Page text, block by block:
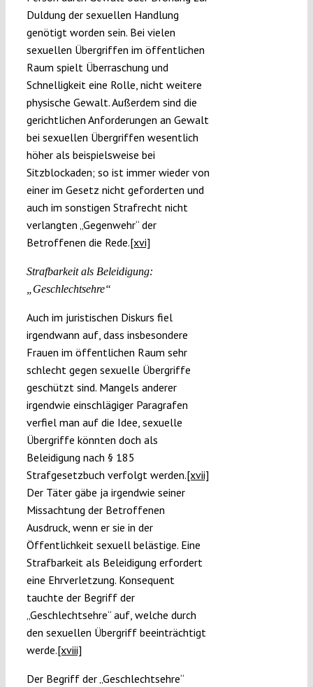
Duldung der sexuellen Handlung
genötigt worden sein. Bei vielen
sexuellen Übergriffen im öffentlichen
Raum spielt Überraschung und
Schnelligkeit eine Rolle, nicht weitere
physische Gewalt. Außerdem sind die
gerichtlichen Anforderungen an Gewalt
bei sexuellen Übergriffen wesentlich
höher als beispielsweise bei
Sitzblockaden; so ist immer wieder von
einer im Gesetz nicht geforderten und
auch im sonstigen Strafrecht nicht
verlangten „Gegenwehr“ der
Betroffenen die Rede.[xvi]
Strafbarkeit als Beleidigung:
„Geschlechtsehre“
Auch im juristischen Diskurs fiel
irgendwann auf, dass insbesondere
Frauen im öffentlichen Raum sehr
schlecht gegen sexuelle Übergriffe
geschützt sind. Mangels anderer
irgendwie einschlägiger Paragrafen
verfiel man auf die Idee, sexuelle
Übergriffe könnten doch als
Beleidigung nach § 185
Strafgesetzbuch verfolgt werden.[xvii]
Der Täter gäbe ja irgendwie seiner
Missachtung der Betroffenen
Ausdruck, wenn er sie in der
Öffentlichkeit sexuell belästige. Eine
Strafbarkeit als Beleidigung erfordert
eine Ehrverletzung. Konsequent
tauchte der Begriff der
„Geschlechtsehre“ auf, welche durch
den sexuellen Übergriff beeinträchtigt
werde.[xviii]
Der Begriff der „Geschlechtsehre“